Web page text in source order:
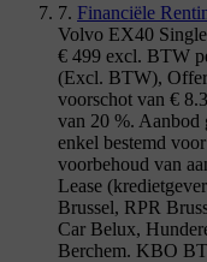
7. Financiële
Volvo EX40
€ 499 excl. BTW
(Excl. BTW),
voorschot van €
van 20 %. Aanbod
enkel bestemd
voorbehoud van
Lease
Brussel, RPR
Car Belux,
Berchem. KBO